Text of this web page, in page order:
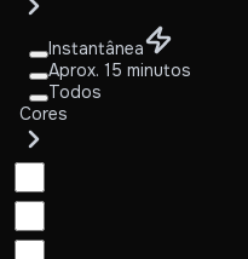
Instantânea
Aprox. 15 minutos
Todos
Cores